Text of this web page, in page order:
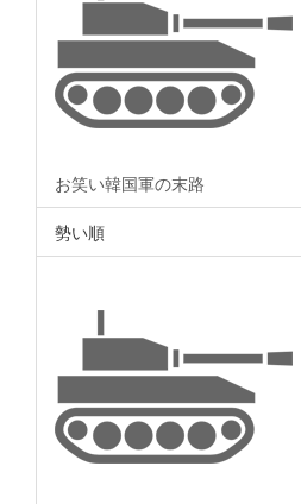
お笑い韓国軍の末路
勢い順